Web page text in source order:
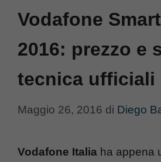
Vodafone
2016: prezzo e
tecnica ufficiali
Maggio 26, 2016 di Diego
Vodafone Italia ha appena